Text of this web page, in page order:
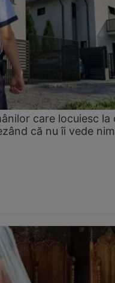
care locuiesc la
că nu îi vede